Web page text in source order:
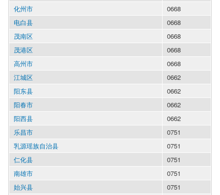
化州市
0668
电白县
0668
茂南区
0668
茂港区
0668
高州市
0668
江城区
0662
阳东县
0662
阳春市
0662
阳西县
0662
乐昌市
0751
乳源瑶族自治县
0751
仁化县
0751
南雄市
0751
始兴县
0751